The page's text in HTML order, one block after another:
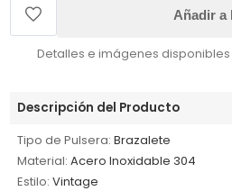
Añadir a
Detalles e imágenes
Descripción del Producto
Tipo de Pulsera: Brazalete
Material: Acero Inoxidable 304
Estilo: Vintage